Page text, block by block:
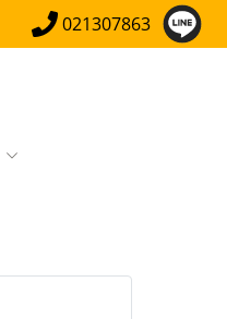
021307863